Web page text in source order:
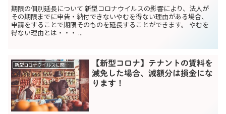
期限の個別延長について 新型コロナウイルスの影響により、法人が
その期限までに申告・納付できないやむを得ない理由がある場合、
申請をすることで期限そのものを延長することができます。 やむを
得ない理由とは・・・ ...
新型コロナウイルスに関する助成金関係
【新型コロナ】テナントの賃料を
減免した場合、減額分は損金にな
ります！